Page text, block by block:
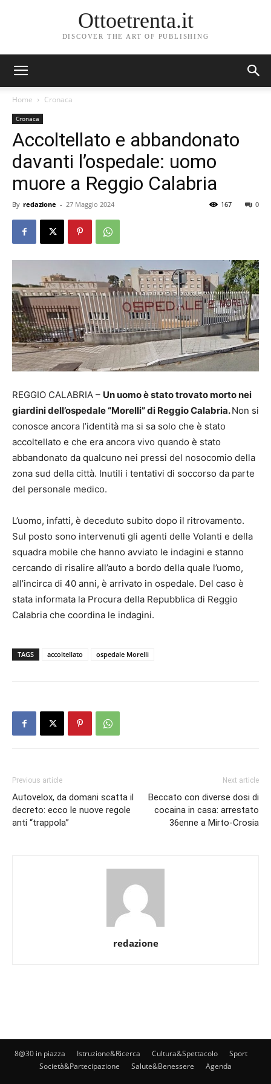
Ottoetrenta.it
DISCOVER THE ART OF PUBLISHING
Home Cronaca
Cronaca
Accoltellato e abbandonato
davanti l’ospedale: uomo
muore a Reggio Calabria
By redazione - 27 Maggio 2024 0
167
REGGIO CALABRIA – Un uomo è stato trovato morto nei
giardini dell’ospedale “Morelli” di Reggio Calabria.Non si
conosce ancora l’identità ma si sa solo che è stato
accoltellato e che era ancora vivo quando è stato
abbandonato da qualcuno nei pressi del nosocomio della
zona sud della città. Inutili i tentativi di soccorso da parte
del personale medico.
L’uomo, infatti, è deceduto subito dopo il ritrovamento.
Sul posto sono intervenuti gli agenti delle Volanti e della
squadra mobile che hanno avviato le indagini e stanno
cercando di risalire all’auto a bordo della quale l’uomo,
all’incirca di 40 anni, è arrivato in ospedale. Del caso è
stata informata la Procura della Repubblica di Reggio
Calabria che coordina le indagini.
TAGS accoltellato ospedale Morelli
Previous article
Autovelox, da domani scatta il
decreto: ecco le nuove regole
anti “trappola”
Next article
Beccato con diverse dosi di
cocaina in casa: arrestato
36enne a Mirto-Crosia
redazione
8@30 in piazza Istruzione&Ricerca Cultura&Spettacolo
Sport
Società&Partecipazione
Salute&Benessere Agenda